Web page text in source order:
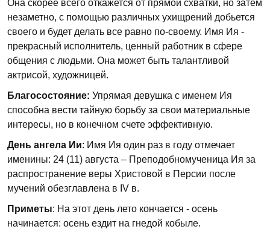
Она скорее всего откажется от прямой схватки, но затем
незаметно, с помощью различных ухищрений добьется
своего и будет делать все равно по-своему. Имя Ия -
прекрасный исполнитель, ценный работник в сфере
общения с людьми. Она может быть талантливой
актрисой, художницей.
Благосостояние: Упрямая девушка с именем Ия
способна вести тайную борьбу за свои материальные
интересы, но в конечном счете эффективную.
День ангела Ии: Имя Ия один раз в году отмечает
именины: 24 (11) августа – Преподобномученица Ия за
распространение веры Христовой в Персии после
мучений обезглавлена в IV в.
Приметы: На этот день лето кончается - осень
начинается: осень ездит на гнедой кобыле.